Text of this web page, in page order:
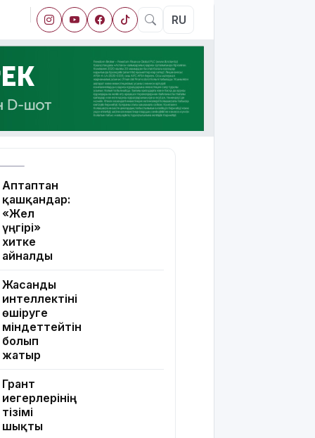
RU
Аптаптан
қашқандар:
«Жел
үңгірі»
хитке
айналды
Жасанды
интеллектіні
өшіруге
міндеттейтін
болып
жатыр
Грант
иегерлерінің
тізімі
шықты